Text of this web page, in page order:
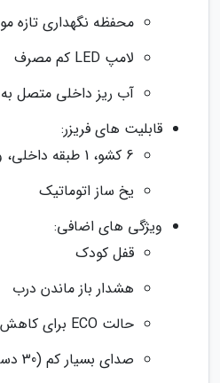
محفظه نگهداری تازه
لامپ LED کم مصرف
آب ریز داخلی متصل
قابلیت های فریزر:
6 کشو، 1 طبقه داخلی، و 2 طبقه روی در
یخ ساز اتوماتیک
ویژگی های اضافی:
قفل کودک
هشدار باز ماندن درب
حالت ECO برای کاهش مصرف انرژی
صدای بسیار کم (30 دسی بل)